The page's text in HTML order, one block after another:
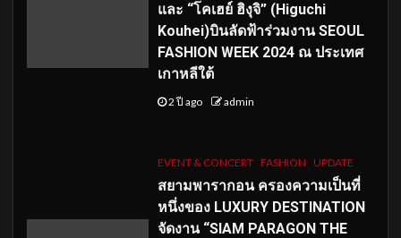
และ “โคเฮย์ ฮิงุจิ” (Higuchi
Kouhei)บินลัดฟ้าร่วมงาน SEOUL
FASHION WEEK 2024 ณ ประเทศ
เกาหลีใต้
2 ปี ago admin
EVENT & CONCERT FASHION UPDATE
สยามพารากอน ครองความเป็นที่
หนึ่งของ LUXURY DESTINATION
จัดงาน “SIAM PARAGON THE